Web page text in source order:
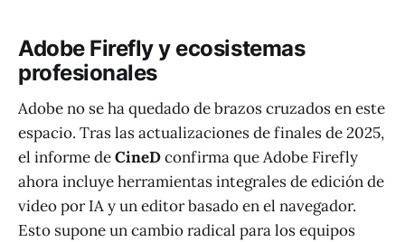
Adobe Firefly y ecosistemas
profesionales
Adobe no se ha quedado de brazos cruzados en este
espacio. Tras las actualizaciones de finales de 2025,
el informe deCineDconfirma que Adobe Firefly
ahora incluye herramientas integrales de edición de
video por IA y un editor basado en el navegador.
Esto supone un cambio radical para los equipos